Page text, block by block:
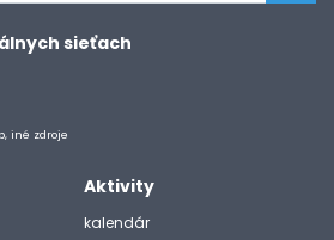
sieťach
iné zdroje
Aktivity
kalendár